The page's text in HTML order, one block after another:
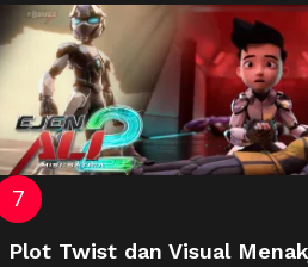
Plot Twist dan Visual